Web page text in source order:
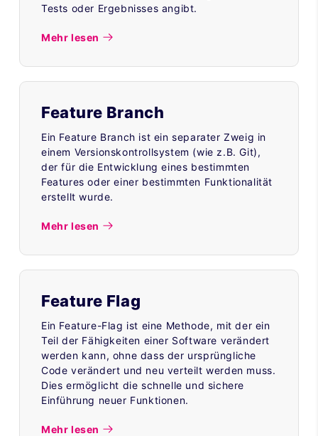
Tests oder Ergebnisses angibt.
Mehr lesen
Feature Branch
Ein Feature Branch ist ein separater Zweig in
einem Versionskontrollsystem (wie z.B. Git),
der für die Entwicklung eines bestimmten
Features oder einer bestimmten Funktionalität
erstellt wurde.
Mehr lesen
Feature Flag
Ein Feature-Flag ist eine Methode, mit der ein
Teil der Fähigkeiten einer Software verändert
werden kann, ohne dass der ursprüngliche
Code verändert und neu verteilt werden muss.
Dies ermöglicht die schnelle und sichere
Einführung neuer Funktionen.
Mehr lesen